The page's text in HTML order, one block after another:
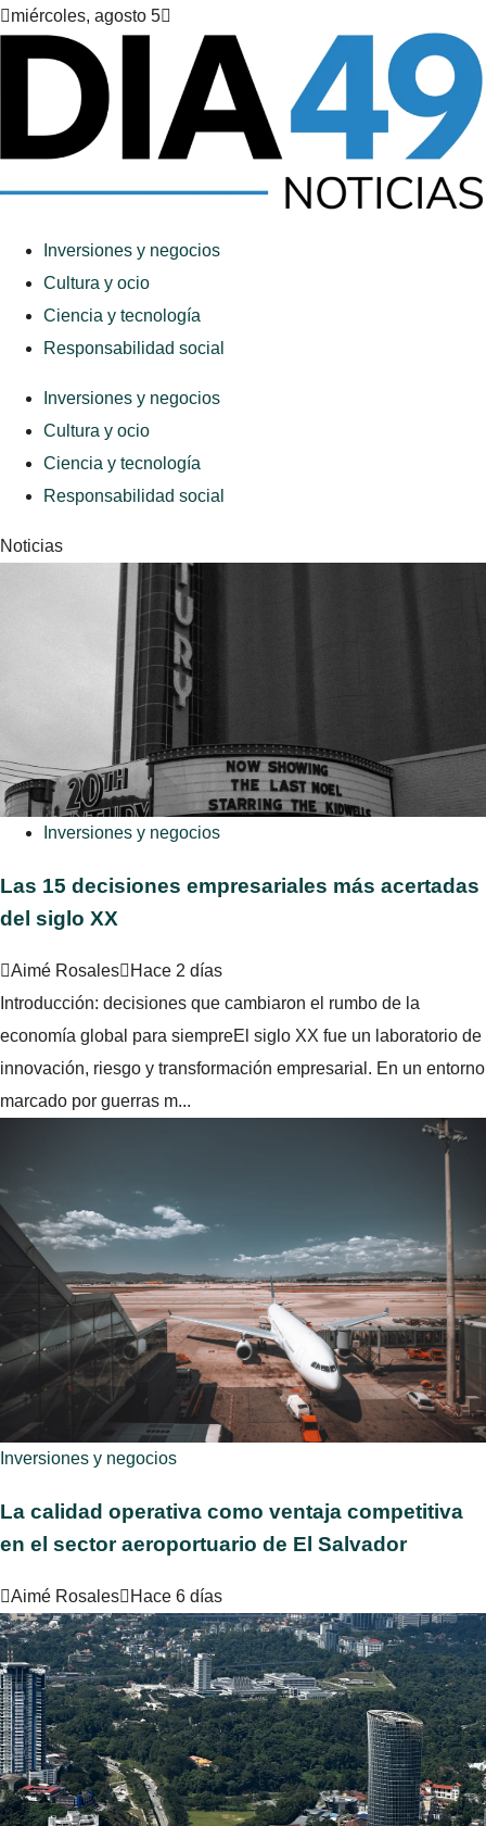
miércoles, agosto 5
Inversiones y negocios
Cultura y ocio
Ciencia y tecnología
Responsabilidad social
Inversiones y negocios
Cultura y ocio
Ciencia y tecnología
Responsabilidad social
Noticias
Inversiones y negocios
Las 15 decisiones empresariales más acertadas
del siglo XX
Aimé Rosales
Hace 2 días
Introducción: decisiones que cambiaron el rumbo de la
economía global para siempreEl siglo XX fue un laboratorio de
innovación, riesgo y transformación empresarial. En un entorno
marcado por guerras m...
Inversiones y negocios
La calidad operativa como ventaja competitiva
en el sector aeroportuario de El Salvador
Aimé Rosales Hace 6 días